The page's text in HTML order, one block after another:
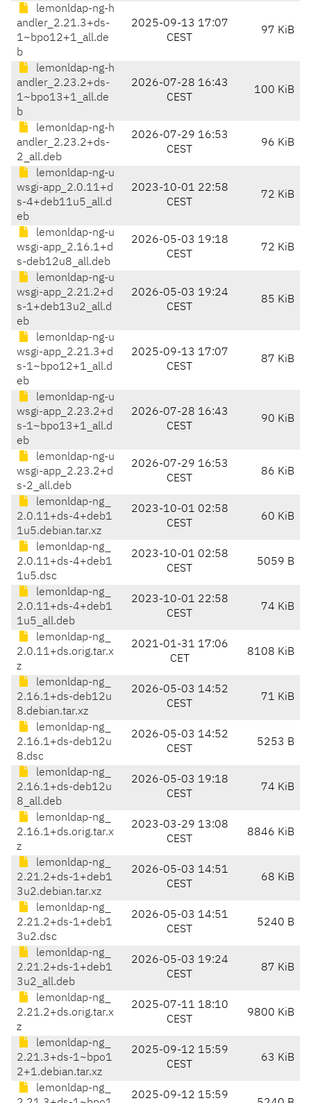
lemonldap-ng-h
andler_2.21.3+ds-
1~bpo12+1_all.de
b
2025-09-13 17:07
CEST
97 KiB
lemonldap-ng-h
andler_2.23.2+ds-
1~bpo13+1_all.de
b
2026-07-28 16:43
CEST
100 KiB
lemonldap-ng-h
andler_2.23.2+ds-
2_all.deb
2026-07-29 16:53
CEST
96 KiB
lemonldap-ng-u
wsgi-app_2.0.11+d
s-4+deb11u5_all.d
eb
2023-10-01 22:58
CEST
72 KiB
lemonldap-ng-u
wsgi-app_2.16.1+d
s-deb12u8_all.deb
2026-05-03 19:18
CEST
72 KiB
lemonldap-ng-u
wsgi-app_2.21.2+d
s-1+deb13u2_all.d
eb
2026-05-03 19:24
CEST
85 KiB
lemonldap-ng-u
wsgi-app_2.21.3+d
s-1~bpo12+1_all.d
eb
2025-09-13 17:07
CEST
87 KiB
lemonldap-ng-u
wsgi-app_2.23.2+d
s-1~bpo13+1_all.d
eb
2026-07-28 16:43
CEST
90 KiB
lemonldap-ng-u
wsgi-app_2.23.2+d
s-2_all.deb
2026-07-29 16:53
CEST
86 KiB
lemonldap-ng_
2.0.11+ds-4+deb1
1u5.debian.tar.xz
2023-10-01 02:58
CEST
60 KiB
lemonldap-ng_
2.0.11+ds-4+deb1
1u5.dsc
2023-10-01 02:58
CEST
5059 B
lemonldap-ng_
2.0.11+ds-4+deb1
1u5_all.deb
2023-10-01 22:58
CEST
74 KiB
lemonldap-ng_
2.0.11+ds.orig.tar.x
z
2021-01-31 17:06
CET
8108 KiB
lemonldap-ng_
2.16.1+ds-deb12u
8.debian.tar.xz
2026-05-03 14:52
CEST
71 KiB
lemonldap-ng_
2.16.1+ds-deb12u
8.dsc
2026-05-03 14:52
CEST
5253 B
lemonldap-ng_
2.16.1+ds-deb12u
8_all.deb
2026-05-03 19:18
CEST
74 KiB
lemonldap-ng_
2.16.1+ds.orig.tar.x
z
2023-03-29 13:08
CEST
8846 KiB
lemonldap-ng_
2.21.2+ds-1+deb1
3u2.debian.tar.xz
2026-05-03 14:51
CEST
68 KiB
lemonldap-ng_
2.21.2+ds-1+deb1
3u2.dsc
2026-05-03 14:51
CEST
5240 B
lemonldap-ng_
2.21.2+ds-1+deb1
3u2_all.deb
2026-05-03 19:24
CEST
87 KiB
lemonldap-ng_
2.21.2+ds.orig.tar.x
z
2025-07-11 18:10
CEST
9800 KiB
lemonldap-ng_
2.21.3+ds-1~bpo1
2+1.debian.tar.xz
2025-09-12 15:59
CEST
63 KiB
lemonldap-ng_
2025-09-12 15:59